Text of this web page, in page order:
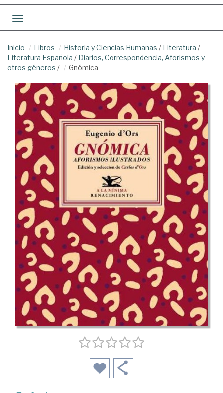
Toggle navigation
Inicio Libros Historia y Ciencias Humanas / Literatura /
Literatura Española / Diarios, Correspondencia, Aforismos y
otros géneros / Gnómica